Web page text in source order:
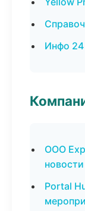
Инфо
ООО
Portal